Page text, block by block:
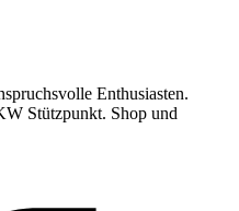
Enthusiasten.
Stützpunkt. Shop und